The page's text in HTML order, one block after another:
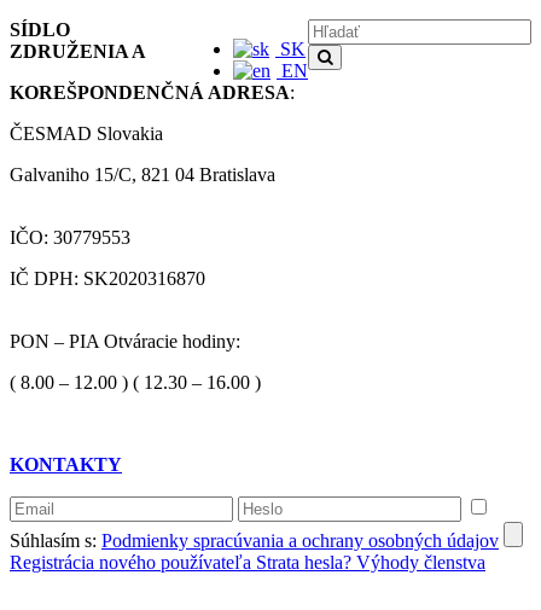
SK
EN
SÍDLO
ZDRUŽENIA A
KOREŠPONDENČNÁ ADRESA:
ČESMAD Slovakia
Galvaniho 15/C, 821 04 Bratislava
IČO: 30779553
IČ DPH: SK2020316870
PON – PIA Otváracie hodiny:
( 8.00 – 12.00 ) ( 12.30 – 16.00 )
KONTAKTY
Súhlasím s: Podmienky spracúvania a ochrany osobných údajov
Registrácia nového používateľa Strata hesla? Výhody členstva